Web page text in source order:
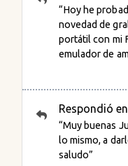
“Hoy he
novedad de
portátil con mi
emulador de
Respondió en
“Muy buenas
lo mismo, a
saludo”